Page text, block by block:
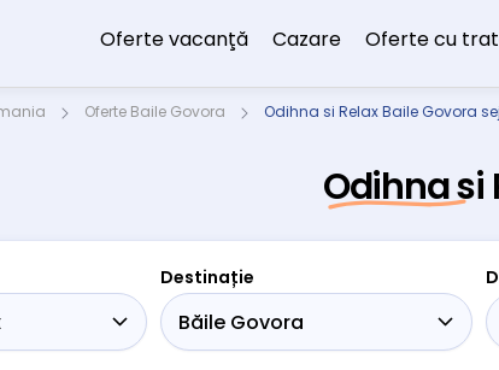
Oferte vacanţă Cazare Oferte cu
Oferte Baile Govora Odihna si Relax Baile Govora
Odihna si
Destinație